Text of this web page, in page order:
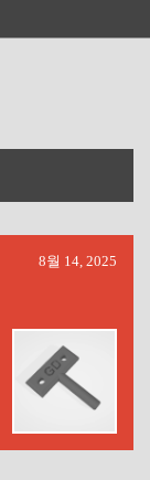
8월 14, 2025